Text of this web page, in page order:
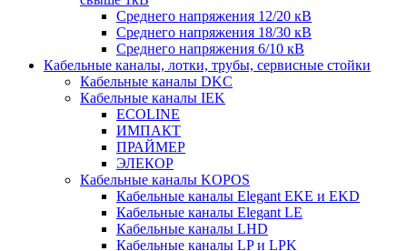
Среднего напряжения 12/20 кВ
Среднего напряжения 18/30 кВ
Среднего напряжения 6/10 кВ
Кабельные каналы, лотки, трубы, сервисные стойки
Кабельные каналы DKC
Кабельные каналы IEK
ECOLINE
ИМПАКТ
ПРАЙМЕР
ЭЛЕКОР
Кабельные каналы KOPOS
Кабельные каналы Elegant EKE и EKD
Кабельные каналы Elegant LE
Кабельные каналы LHD
Кабельные каналы LP и LPK